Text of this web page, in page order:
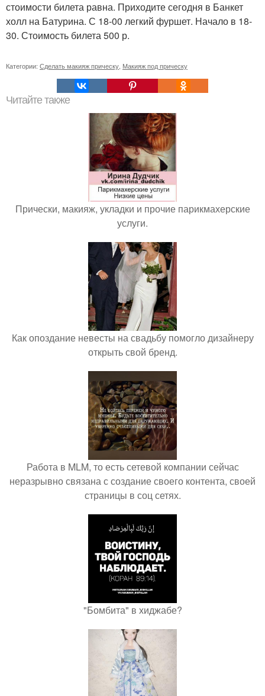
стоимости билета равна. Приходите сегодня в Банкет
холл на Батурина. С 18-00 легкий фуршет. Начало в 18-
30. Стоимость билета 500 р.
Категории: Сделать макияж прическу Макияж под прическу
Читайте также
Прически, макияж, укладки и прочие парикмахерские
услуги.
Как опоздание невесты на свадьбу помогло дизайнеру
открыть свой бренд.
Работа в MLM, то есть сетевой компании сейчас
неразрывно связана с создание своего контента, своей
страницы в соц сетях.
"Бомбита" в хиджабе?